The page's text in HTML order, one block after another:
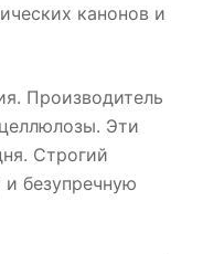
канонов и
Производитель
Эти
Строгий
безупречную